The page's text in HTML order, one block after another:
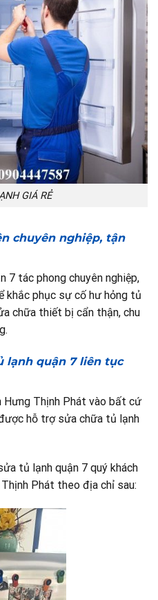
GIÁ RẺ
chuyên nghiệp, tận
7 tác phong chuyên nghiệp,
khắc phục sự cố hư hỏng tủ
chữa thiết bị cẩn thận, chu
lạnh quận 7 liên tục
Hưng Thịnh Phát vào bất cứ
hỗ trợ sửa chữa tủ lạnh
tủ lạnh quận 7 quý khách
Phát theo địa chỉ sau: